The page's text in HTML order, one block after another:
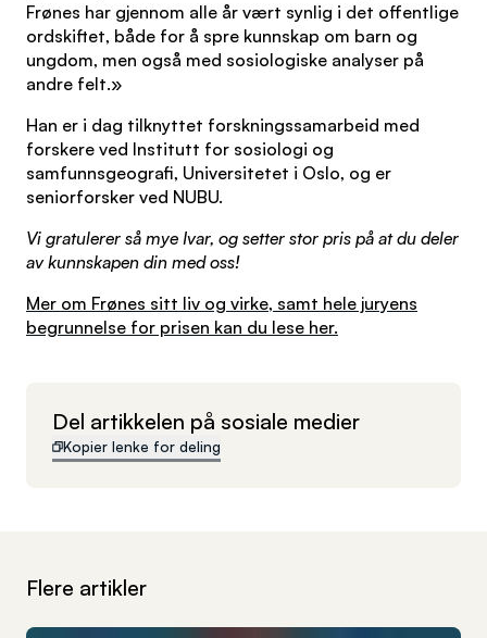
Frønes har gjennom alle år vært synlig i det offentlige
ordskiftet, både for å spre kunnskap om barn og
ungdom, men også med sosiologiske analyser på
andre felt.»
Han er i dag tilknyttet forskningssamarbeid med
forskere ved Institutt for sosiologi og
samfunnsgeografi, Universitetet i Oslo, og er
seniorforsker ved NUBU.
Vi gratulerer så mye Ivar, og setter stor pris på at du deler
av kunnskapen din med oss!
Mer om Frønes sitt liv og virke, samt hele juryens
begrunnelse for prisen kan du lese her.
Del artikkelen på sosiale medier
Kopier lenke for deling
Flere artikler